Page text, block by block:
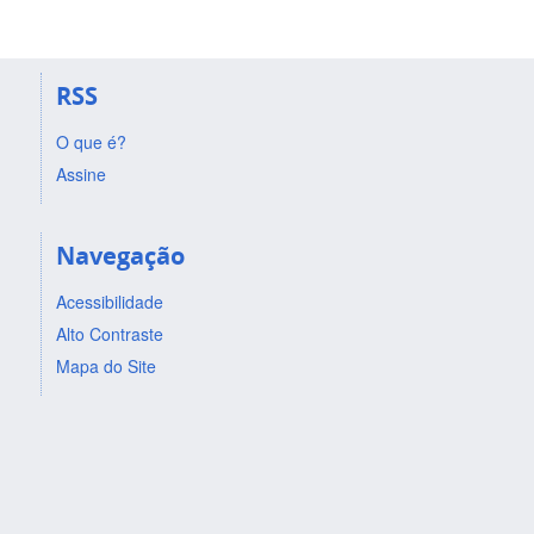
RSS
O que é?
Assine
Navegação
Acessibilidade
Alto Contraste
Mapa do Site